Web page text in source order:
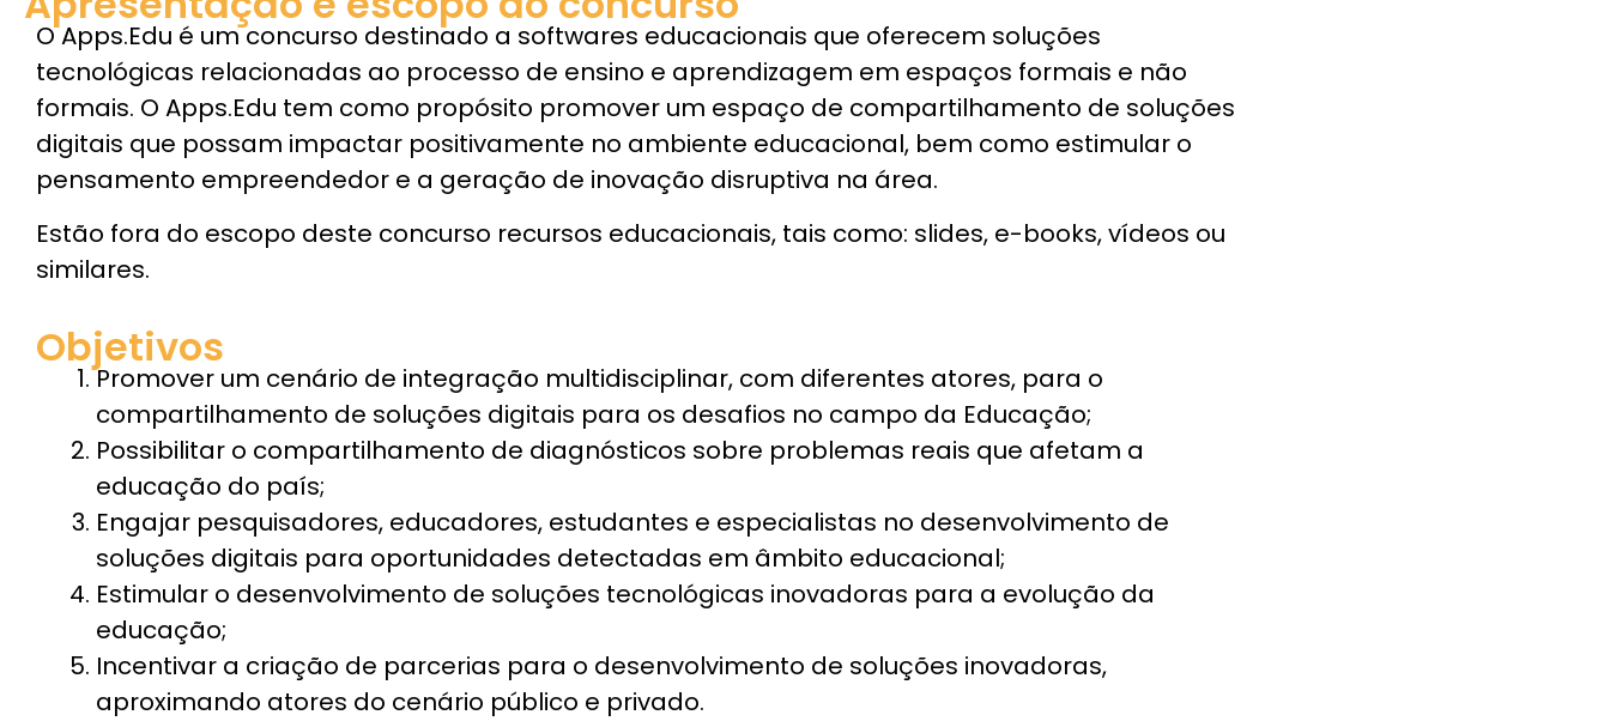
O Apps.Edu é um concurso destinado a softwares educacionais que oferecem soluções
tecnológicas relacionadas ao processo de ensino e aprendizagem em espaços formais e não
formais. O Apps.Edu tem como propósito promover um espaço de compartilhamento de soluções
digitais que possam impactar positivamente no ambiente educacional, bem como estimular o
pensamento empreendedor e a geração de inovação disruptiva na área.
Estão fora do escopo deste concurso recursos educacionais, tais como: slides, e-books, vídeos ou
similares.
Objetivos
Promover um cenário de integração multidisciplinar, com diferentes atores, para o
compartilhamento de soluções digitais para os desafios no campo da Educação;
Possibilitar o compartilhamento de diagnósticos sobre problemas reais que afetam a
educação do país;
Engajar pesquisadores, educadores, estudantes e especialistas no desenvolvimento de
soluções digitais para oportunidades detectadas em âmbito educacional;
Estimular o desenvolvimento de soluções tecnológicas inovadoras para a evolução da
educação;
Incentivar a criação de parcerias para o desenvolvimento de soluções inovadoras,
aproximando atores do cenário público e privado.